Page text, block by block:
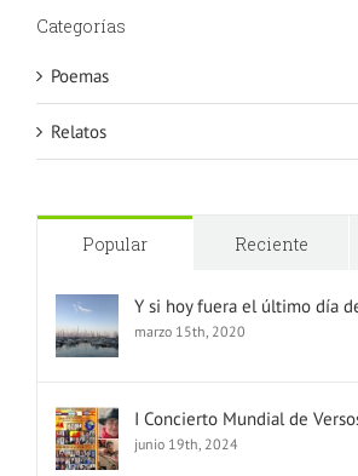
Categorías
Poemas
Relatos
Popular Reciente
Y si hoy fuera el último día
marzo 15th, 2020
I Concierto Mundial de
junio 19th, 2024